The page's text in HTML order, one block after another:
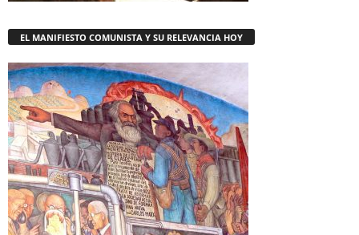
EL MANIFIESTO COMUNISTA Y SU RELEVANCIA HOY